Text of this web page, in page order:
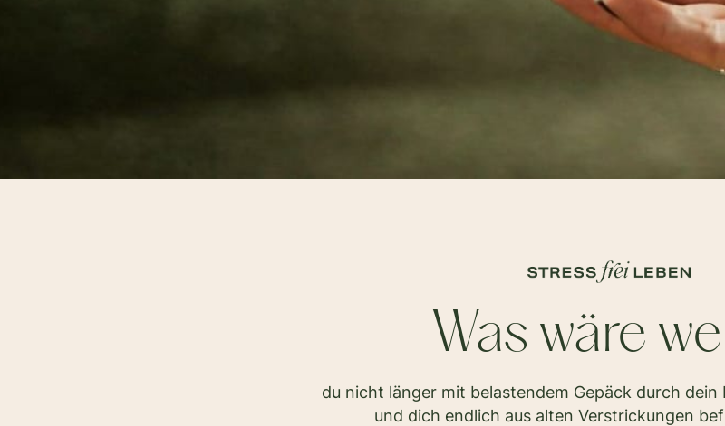
Was wäre
du nicht länger mit belastendem Gepäck durch dein
und dich endlich aus alten Verstrickungen